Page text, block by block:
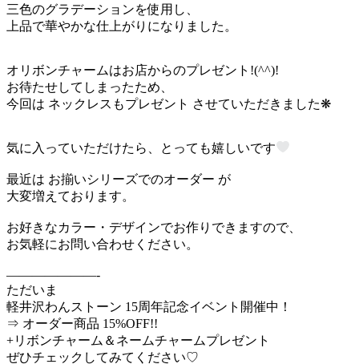
三色のグラデーションを使用し、
上品で華やかな仕上がりになりました。
オリボンチャームはお店からのプレゼント!(^^)!
お待たせしてしまったため、
今回は ネックレスもプレゼント させていただきました❋
気に入っていただけたら、とっても嬉しいです
最近は お揃いシリーズでのオーダー が
大変増えております。
お好きなカラー・デザインでお作りできますので、
お気軽にお問い合わせください。
———————-
ただいま
軽井沢わんストーン 15周年記念イベント開催中！
⇒ オーダー商品 15%OFF!!
+リボンチャーム＆ネームチャームプレゼント
ぜひチェックしてみてください♡